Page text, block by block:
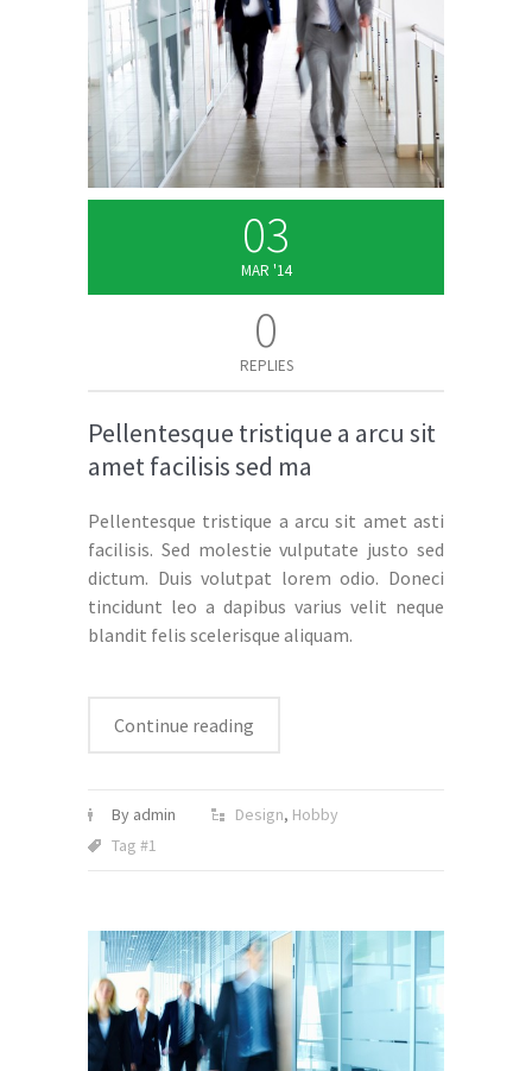
03
MAR '14
0
REPLIES
Pellentesque tristique a arcu sit
amet facilisis sed ma
Pellentesque tristique a arcu sit amet asti
facilisis. Sed molestie vulputate justo sed
dictum. Duis volutpat lorem odio. Doneci
tincidunt leo a dapibus varius velit neque
blandit felis scelerisque aliquam.
Continue reading
By admin Design, Hobby
Tag #1